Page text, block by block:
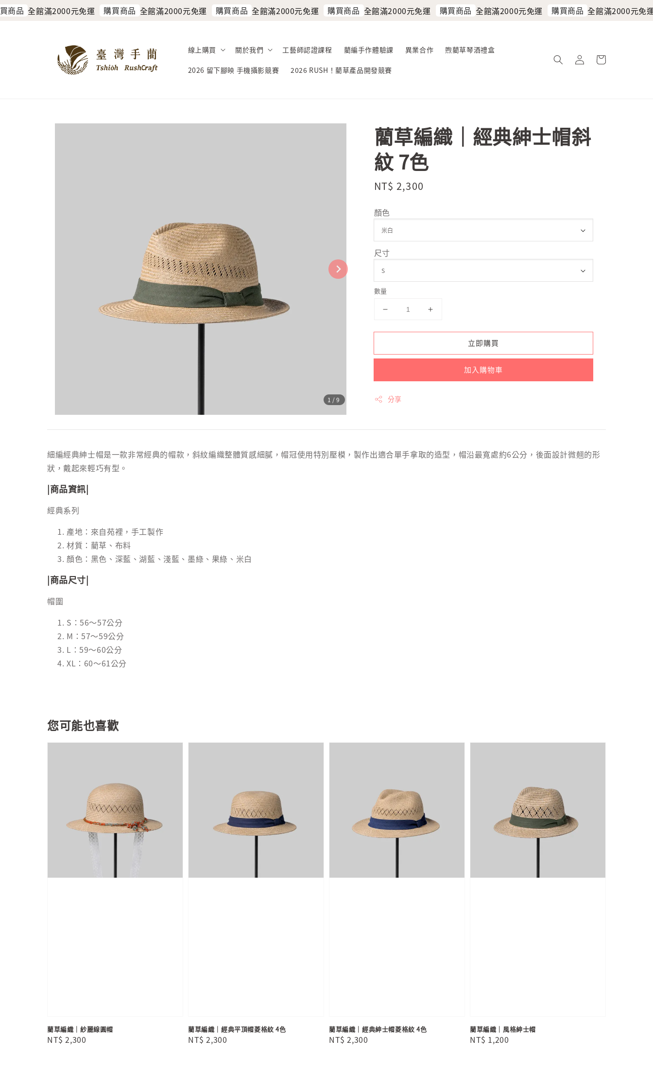
品 全館滿2000元免運 購買商品 全館滿2000元免運 購買商品 全館滿2000元免運 購買商品 全館滿2000元免運 購買商品 全館滿2000元免運 購買商品 全館滿2000元免運
線上購買 關於我們 工藝師認證課程 藺編手作體驗課 異業合作 煦藺草琴酒禮盒
2026 留下腳映 手機攝影競賽 2026 RUSH！藺草產品開發競賽
1 /9
藺草編織｜經典紳士帽斜
紋 7色
Regular
NT$ 2,300
顏色
尺寸
數量
立即購買
加入購物車
分享
細編經典紳士帽是一款非常經典的帽款，斜紋編織整體質感細膩，帽冠使用特別壓模，製作出適合單手拿取的造型，帽沿最寬處約6公分，後面設計微翹的形
狀，戴起來輕巧有型。
|商品資訊|
經典系列
產地：來自苑裡，手工製作
材質：藺草、布料
顏色：黑色、深藍、湖藍、淺藍、墨綠、果綠、米白
|商品尺寸|
帽圍
S：56～57公分
M：57～59公分
L：59～60公分
XL：60～61公分
您可能也喜歡
藺草編織｜紗麗線圓帽
Regular
NT$ 2,300
藺草編織｜經典平頂帽菱格紋 4色
Regular
NT$ 2,300
藺草編織｜經典紳士帽菱格紋 4色
Regular
NT$ 2,300
藺草編織｜風格紳士帽
Regular
NT$ 1,200